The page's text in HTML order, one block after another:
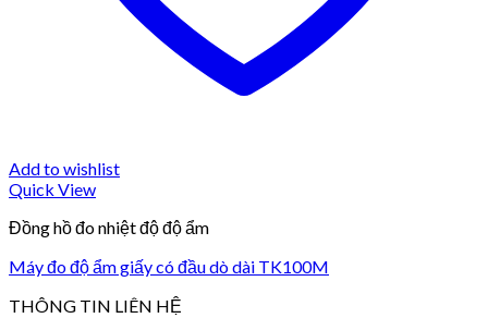
Add to wishlist
Quick View
Đồng hồ đo nhiệt độ độ ẩm
Máy đo độ ẩm giấy có đầu dò dài TK100M
THÔNG TIN LIÊN HỆ